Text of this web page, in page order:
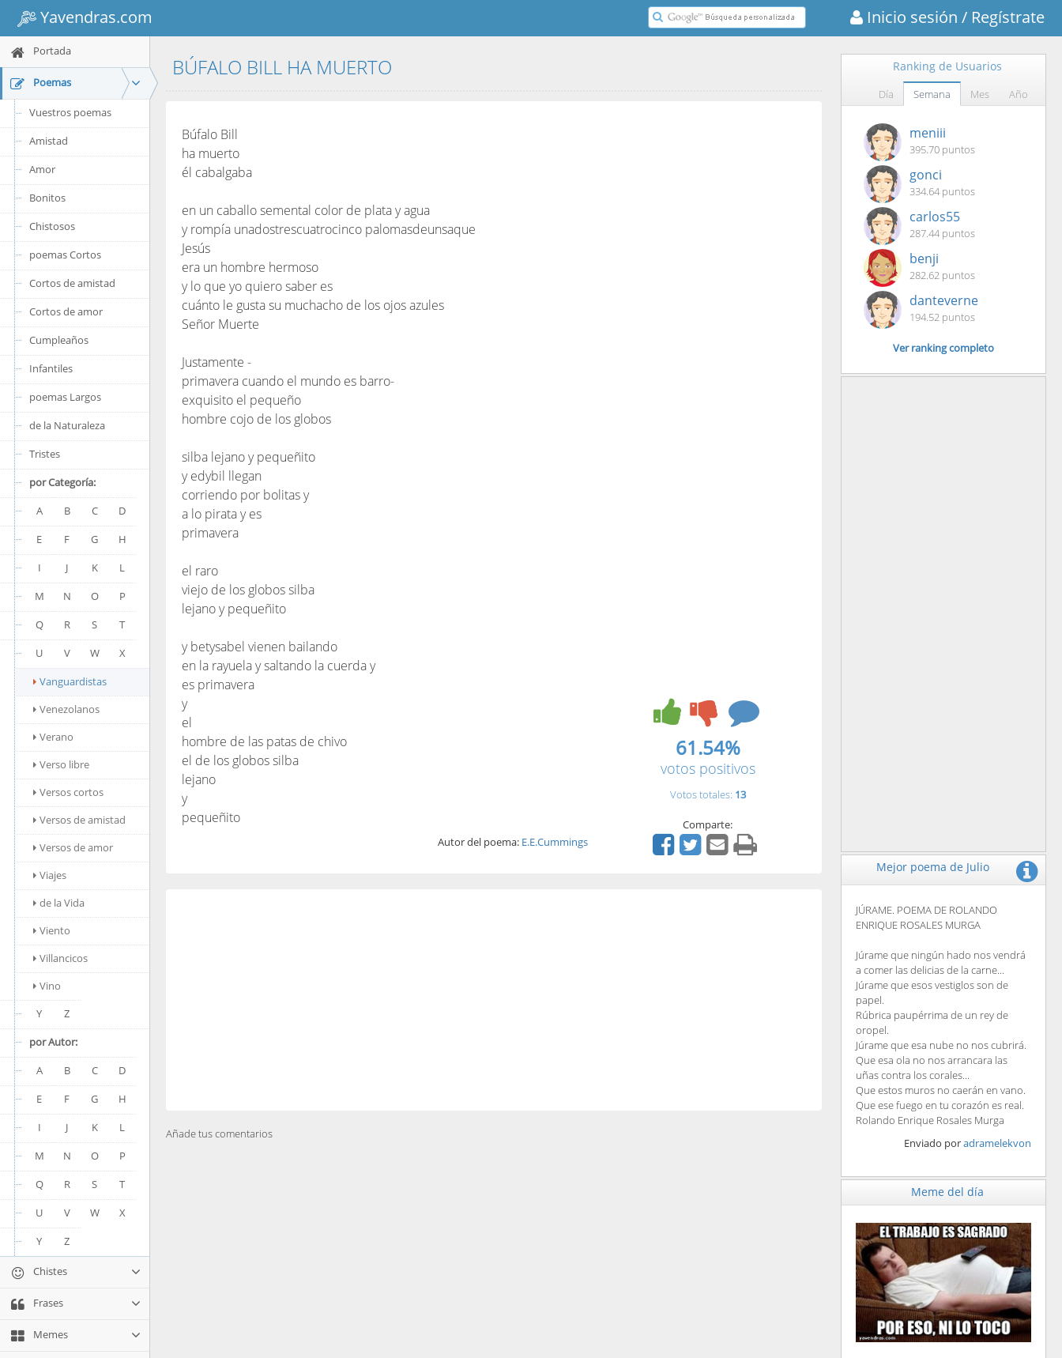
Yavendras.com Inicio sesión / Regístrate
Portada
Poemas
Vuestros poemas
Amistad
Amor
Bonitos
Chistosos
poemas Cortos
Cortos de amistad
Cortos de amor
Cumpleaños
Infantiles
poemas Largos
de la Naturaleza
Tristes
por Categoría:
A
B C
D
E
F G
H
I
J K
L
M
N O
P
Q
R S
T
U
V W
X
Vanguardistas
Venezolanos
Verano
Verso libre
Versos cortos
Versos de amistad
Versos de amor
Viajes
de la Vida
Viento
Villancicos
Vino
Y
Z
por Autor:
A
B C
D
E
F G
H
I
J K
L
M
N O
P
Q
R S
T
U
V W
X
Y
Z
Chistes
Frases
Memes
BÚFALO BILL HA MUERTO
Búfalo Bill
ha muerto
él cabalgaba
en un caballo semental color de plata y agua
y rompía unadostrescuatrocinco palomasdeunsaque
Jesús
era un hombre hermoso
y lo que yo quiero saber es
cuánto le gusta su muchacho de los ojos azules
Señor Muerte
Justamente -
primavera cuando el mundo es barro-
exquisito el pequeño
hombre cojo de los globos
silba lejano y pequeñito
y edybil llegan
corriendo por bolitas y
a lo pirata y es
primavera
el raro
viejo de los globos silba
lejano y pequeñito
y betysabel vienen bailando
en la rayuela y saltando la cuerda y
es primavera
y
el
hombre de las patas de chivo
el de los globos silba
lejano
y
pequeñito
Autor del poema: E.E.Cummings
61.54%
votos positivos
Votos totales: 13
Comparte:
Añade tus comentarios
Ranking de Usuarios
Día Semana Mes Año
meniii
395.70 puntos
gonci
334.64 puntos
carlos55
287.44 puntos
benji
282.62 puntos
danteverne
194.52 puntos
Ver ranking completo
Mejor poema de Julio
JÚRAME. POEMA DE ROLANDO
ENRIQUE ROSALES MURGA
Júrame que ningún hado nos vendrá
a comer las delicias de la carne...
Júrame que esos vestiglos son de
papel.
Rúbrica paupérrima de un rey de
oropel.
Júrame que esa nube no nos cubrirá.
Que esa ola no nos arrancara las
uñas contra los corales...
Que estos muros no caerán en vano.
Que ese fuego en tu corazón es real.
Rolando Enrique Rosales Murga
Enviado poradramelekvon
Meme del día